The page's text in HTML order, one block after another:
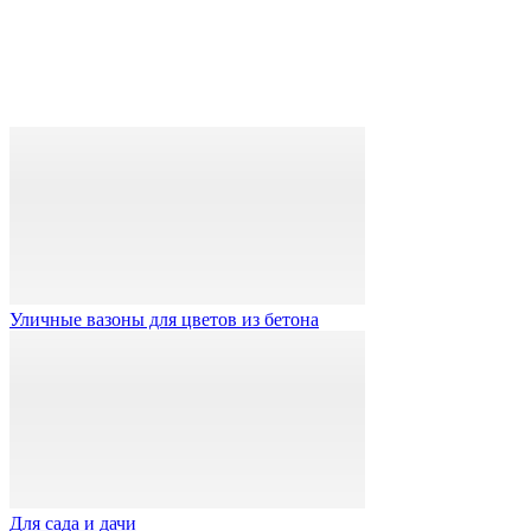
Уличные вазоны для цветов из бетона
Для сада и дачи